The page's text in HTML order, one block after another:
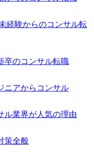
経験からのコンサル転
卒のコンサル転職
ニアからコンサル
ル業界が人気の理由
策全般